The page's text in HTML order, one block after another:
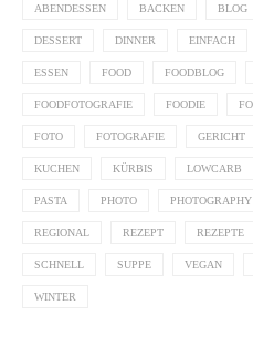
ABENDESSEN BACKEN BLOG
DESSERT DINNER EINFACH
ESSEN FOOD FOODBLOG
FOODFOTOGRAFIE FOODIE
FOTO FOTOGRAFIE GERICHT
KUCHEN KÜRBIS LOWCARB
PASTA PHOTO PHOTOGRAPHY
REGIONAL REZEPT REZEPTE
SCHNELL SUPPE VEGAN
WINTER